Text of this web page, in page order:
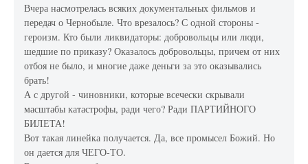
Вчера насмотрелась всяких документальных фильмов и
передач о Чернобыле. Что врезалось? С одной стороны -
героизм. Кто были ликвидаторы: добровольцы или люди,
шедшие по приказу? Оказалось добровольцы, причем от них
отбоя не было, и многие даже деньги за это оказывались
брать!
А с другой - чиновники, которые всечески скрывали
масштабы катастрофы, ради чего? Ради ПАРТИЙНОГО
БИЛЕТА!
Вот такая линейка получается. Да, все промысел Божий. Но
он дается для ЧЕГО-ТО.